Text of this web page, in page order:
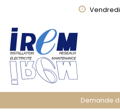
Vendredi
Demande